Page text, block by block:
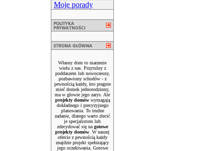
Moje porady
Własny dom to marzenie
wielu z nas. Przytulny z
poddaszem lub nowoczesny,
pozbawiony schodów - z
pewnością każdy, kto pragnie
mieć domek jednorodzinny,
ma w głowie jego zarys. Ale
projekty domówwymagają
dokładnego i precyzyjnego
planowania. To trudne
zadanie, dlatego warto zlecić
je specjalistom lub
zdecydować się na gotowe
projekty domów . W naszej
ofercie z pewnością każdy
znajdzie projekt spełniający
jego oczekiwania. Gotowe